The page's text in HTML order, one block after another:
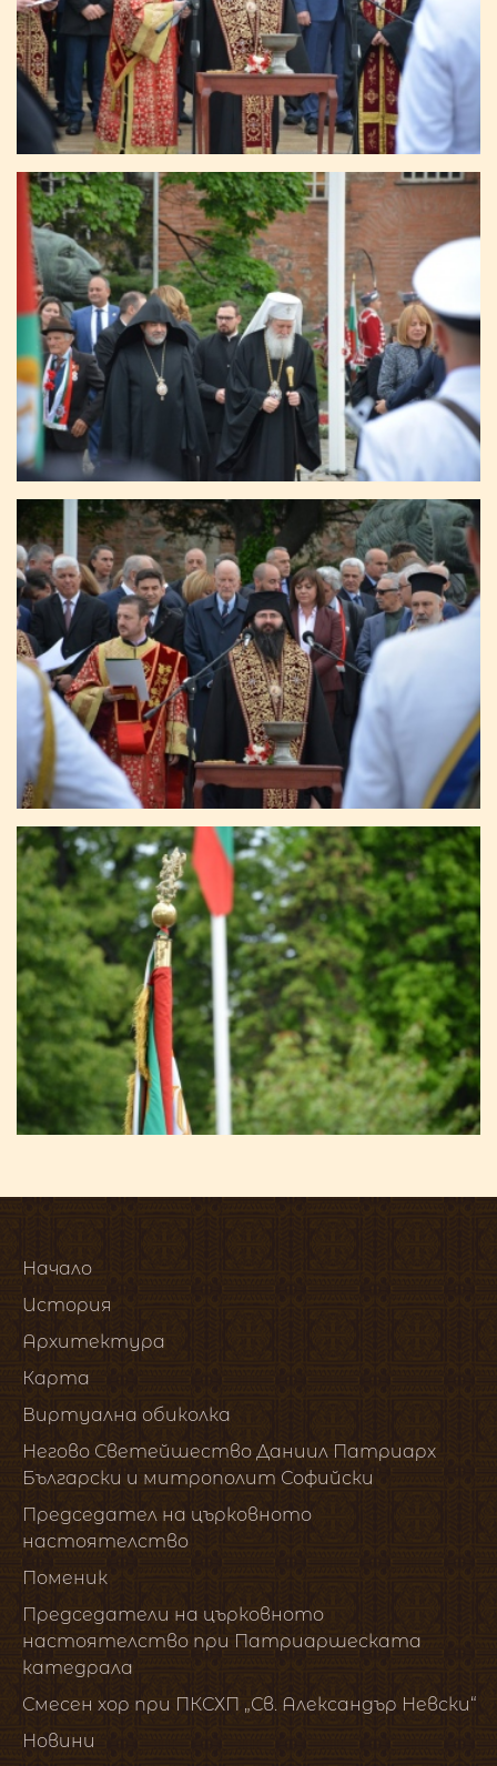
Начало
История
Архитектура
Карта
Виртуална обиколка
Негово Светейшество Даниил Патриарх
Български и митрополит Софийски
Председател на църковното
настоятелство
Поменик
Председатели на църковното
настоятелство при Патриаршеската
катедрала
Смесен хор при ПКСХП „Св. Александър Невски“
Новини